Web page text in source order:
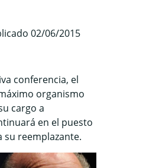
02/06/2015
conferencia, el
organismo
cargo a
en el puesto
su reemplazante.